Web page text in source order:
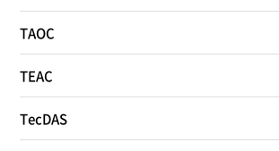
TAOC
TEAC
TecDAS